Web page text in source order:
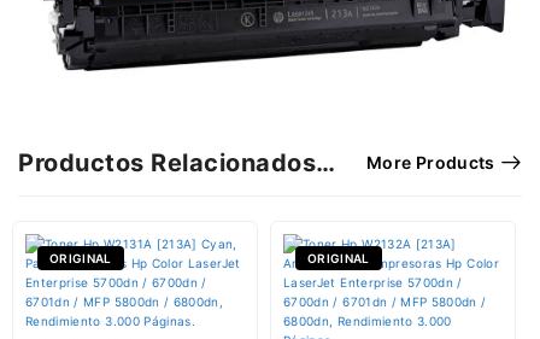
Productos Relacionados… More Products
ORIGINAL ORIGINAL